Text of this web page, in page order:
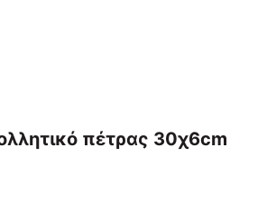
πέτρας 30χ6cm